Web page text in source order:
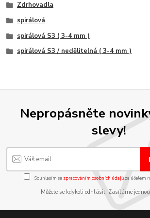
Zdrhovadla
spirálová
spirálová S3 ( 3-4 mm )
spirálová S3 / nedělitelná ( 3-4 mm )
Nepropásněte
slevy!
Souhlasím se zpracováním osobních údajůza účelem
Můžete se kdykoli odhlásit. Zasíláme